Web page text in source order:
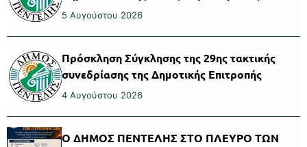
5 Αυγούστου 2026
Πρόσκληση Σύγκλησης της 29ης τακτικής
συνεδρίασης της Δημοτικής Επιτροπής
4 Αυγούστου 2026
Ο ΔΗΜΟΣ ΠΕΝΤΕΛΗΣ ΣΤΟ ΠΛΕΥΡΟ ΤΩΝ